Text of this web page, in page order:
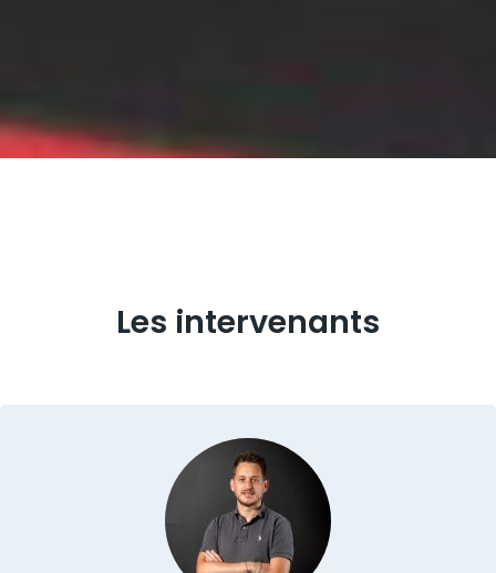
Les intervenants